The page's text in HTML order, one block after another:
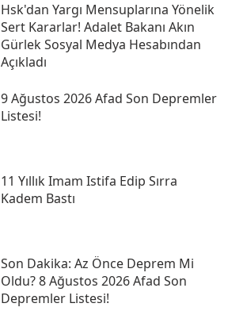
Hsk'dan Yargı Mensuplarına Yönelik
Sert Kararlar! Adalet Bakanı Akın
Gürlek Sosyal Medya Hesabından
Açıkladı
9 Ağustos 2026 Afad Son Depremler
Listesi!
11 Yıllık Imam Istifa Edip Sırra
Kadem Bastı
Son Daki̇ka: Az Önce Deprem Mi
Oldu? 8 Ağustos 2026 Afad Son
Depremler Listesi!